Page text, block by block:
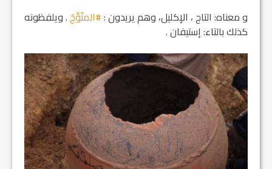
و معناه: التاج ، الإكليل، وهم يريدون :#المتّوَّجَ. ويلفظونه
كذلك بالتاء: إستيفان .